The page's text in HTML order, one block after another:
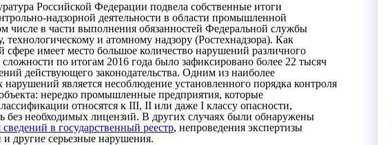
Российской Федерации подвела собственные итоги
надзорной деятельности в области промышленной
числе в части выполнения обязанностей Федеральной службы
технологическому и атомному надзору (Ростехнадзора). Как
сфере имеет место большое количество нарушений различного
по итогам 2016 года было зафиксировано более 22 тысяч
действующего законодательства. Одним из наиболее
нарушений является несоблюдение установленного порядка контроля
нередко промышленные предприятия, которые
относятся к III, II или даже I классу опасности,
без необходимых лицензий. В других случаях были обнаружены
в государственный реестр, непроведения экспертизы
и другие серьезные нарушения.